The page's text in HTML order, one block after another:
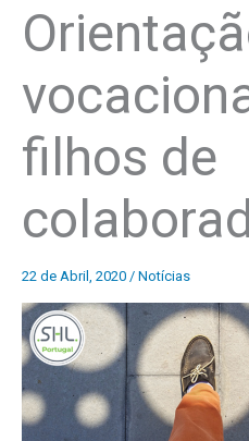
filhos de
22 de Abril, 2020 / Notícias